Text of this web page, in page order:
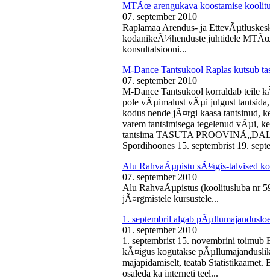
MTÃœ arengukava koostamise
07. september 2010
Raplamaa Arendus- ja
kodanikeÃ¼henduste juhtidele
konsultatsiooni...
M-Dance Tantsukool Raplas kutsub
07. september 2010
M-Dance Tantsukool korraldab teile
pole vÃµimalust vÃµi julgust
kodus nende jÃ¤rgi kaasa tantsinud,
varem tantsimisega tegelenud vÃµi,
tantsima TASUTA
Spordihoones 15. septembrist 19.
Alu RahvaÃµpistu sÃ¼gis-talvised
07. september 2010
Alu RahvaÃµpistus (koolitusluba nr
jÃ¤rgmistele kursustele...
1. septembril algab
01. september 2010
1. septembrist 15. novembrini toimub
kÃ¤igus kogutakse
majapidamiselt, teatab Statistikaamet.
osaleda ka interneti teel...